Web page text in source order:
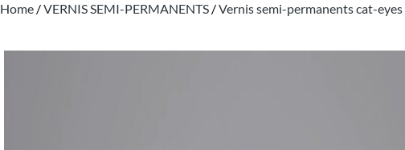
Home /VERNIS SEMI-PERMANENTS /Vernis semi-permanents cat-eyes